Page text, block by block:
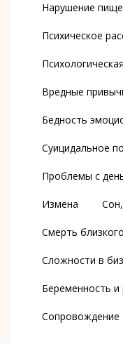
Нарушение
Психическое
Вредные
Бедность
Суицидальное
Проблемы с
Измена
Смерть
Сложности в
Беременность и
Сопровождение